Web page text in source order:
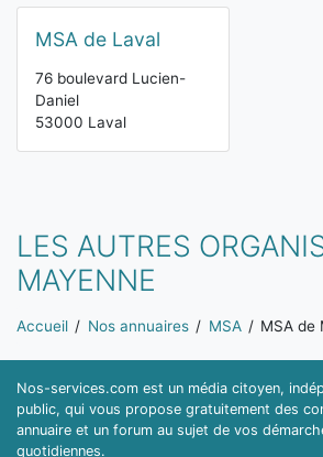
MSA de Laval
76 boulevard Lucien-
Daniel
53000 Laval
LES AUTRES
MAYENNE
Vous êtes ici:
Accueil Nos annuaires MSA MSA de
Nos-services.com est un média citoyen,
public, qui vous propose gratuitement des
annuaire et un forum au sujet de vos
quotidiennes.